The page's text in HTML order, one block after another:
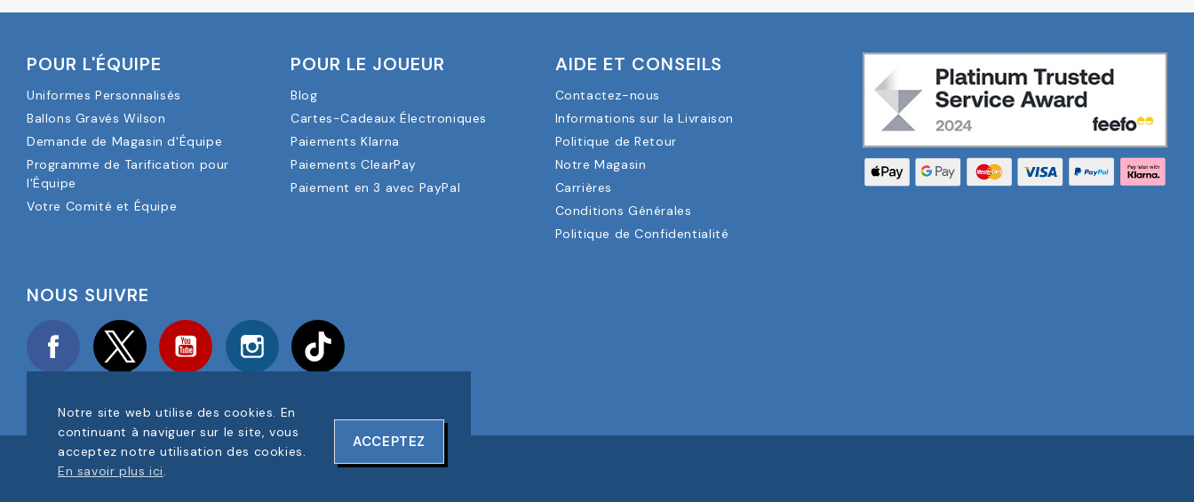
POUR L'ÉQUIPE
Uniformes Personnalisés
Ballons Gravés Wilson
Demande de Magasin d'Équipe
Programme de Tarification pour
l'Équipe
Votre Comité et Équipe
POUR LE JOUEUR
Blog
Cartes-Cadeaux Électroniques
Paiements Klarna
Paiements ClearPay
Paiement en 3 avec PayPal
AIDE ET CONSEILS
Contactez-nous
Informations sur la Livraison
Politique de Retour
Notre Magasin
Carrières
Conditions Générales
Politique de Confidentialité
NOUS SUIVRE
Facebook Twitter YouTube Instagram
COPYRIGHT © 2025 FOOTBALL AMERICA UK TOUS DROITS RÉSERVÉS
Notre site web utilise des cookies. En
continuant à naviguer sur le site, vous
acceptez notre utilisation des cookies.
En savoir plus ici.
ACCEPTEZ